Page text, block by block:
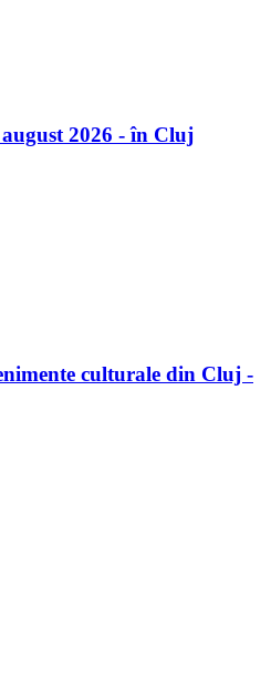
2026 - în Cluj
culturale din Cluj -